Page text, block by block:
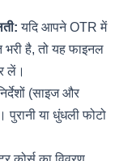
यदि आपने OTR में
है, तो यह फाइनल
लें।
(साइज और
या धुंधली फोटो